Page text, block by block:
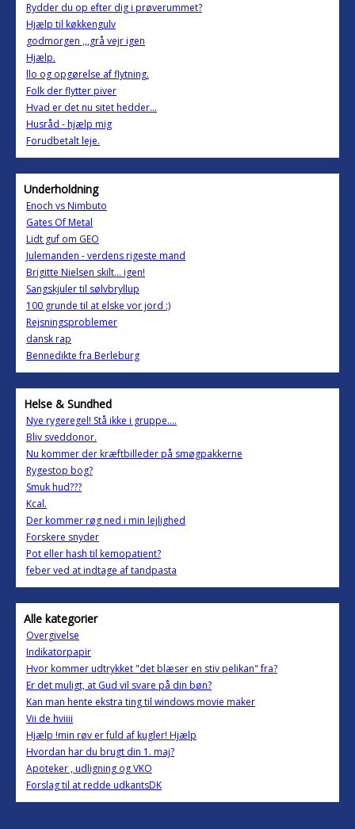
Rydder du op efter dig i prøverummet?
Hjælp til køkkengulv
godmorgen ,,,grå vejr igen
Hjælp.
llo og opgørelse af flytning.
Folk der flytter piver
Hvad er det nu sitet hedder...
Husråd - hjælp mig
Forudbetalt leje.
Underholdning
Enoch vs Nimbuto
Gates Of Metal
Lidt guf om GEO
Julemanden - verdens rigeste mand
Brigitte Nielsen skilt... igen!
Sangskjuler til sølvbryllup
100 grunde til at elske vor jord :)
Rejsningsproblemer
dansk rap
Bennedikte fra Berleburg
Helse & Sundhed
Nye rygeregel! Stå ikke i gruppe....
Bliv sveddonor.
Nu kommer der kræftbilleder på smøgpakkerne
Rygestop bog?
Smuk hud???
Kcal.
Der kommer røg ned i min lejlighed
Forskere snyder
Pot eller hash til kemopatient?
feber ved at indtage af tandpasta
Alle kategorier
Overgivelse
Indikatorpapir
Hvor kommer udtrykket "det blæser en stiv pelikan" fra?
Er det muligt, at Gud vil svare på din bøn?
Kan man hente ekstra ting til windows movie maker
Vii de hviiii
Hjælp !min røv er fuld af kugler! Hjælp
Hvordan har du brugt din 1. maj?
Apoteker , udligning og VKO
Forslag til at redde udkantsDK